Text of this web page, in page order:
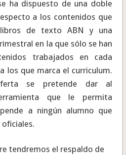
ha dispuesto de una doble
a los contenidos que
de texto ABN y una
en la que sólo se han
trabajados en cada
los que marca el curriculum.
se pretende dar al
que le permita
a ningún alumno que
tendremos el respaldo de